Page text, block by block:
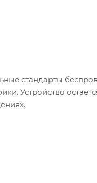
стандарты
Устройство